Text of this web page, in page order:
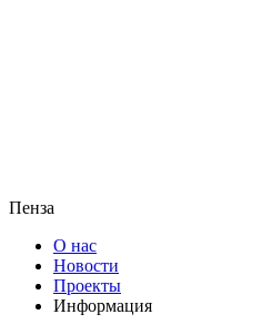
Пенза
О нас
Новости
Проекты
Информация